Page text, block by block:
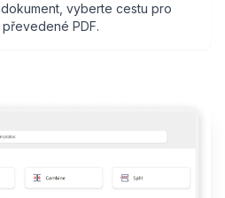
vyberte cestu pro
PDF.